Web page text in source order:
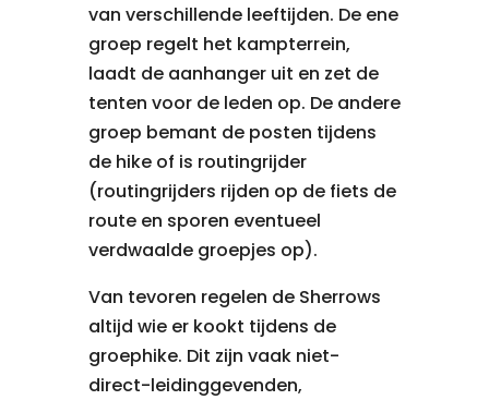
van verschillende leeftijden. De ene
groep regelt het kampterrein,
laadt de aanhanger uit en zet de
tenten voor de leden op. De andere
groep bemant de posten tijdens
de hike of is routingrijder
(routingrijders rijden op de fiets de
route en sporen eventueel
verdwaalde groepjes op).
Van tevoren regelen de Sherrows
altijd wie er kookt tijdens de
groephike. Dit zijn vaak niet-
direct-leidinggevenden,